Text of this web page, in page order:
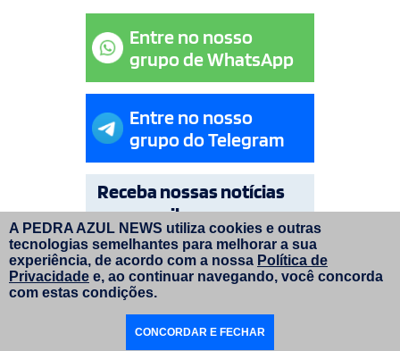
Entre no nosso
grupo de WhatsApp
Entre no nosso
grupo do Telegram
Receba nossas notícias
por e-mail
OK
© Copyright Pedra Azul News 2026. Todos os direitos
reservados. | Layout do site:faroldesign.com.br
A PEDRA AZUL NEWS utiliza cookies e outras
tecnologias semelhantes para melhorar a sua
experiência, de acordo com a nossa Política de
Privacidade e, ao continuar navegando, você concorda
com estas condições.
CONCORDAR E FECHAR